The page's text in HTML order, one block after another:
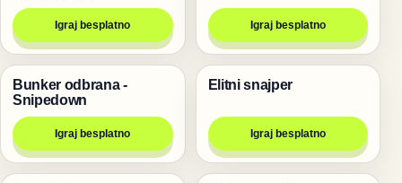
Igraj besplatno Igraj besplatno
Pucanje
Bunker odbrana -
Snipedown
Igraj besplatno
Pucanje
Elitni snajper
Igraj besplatno